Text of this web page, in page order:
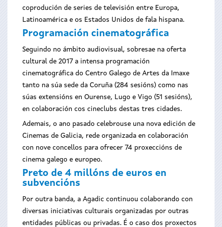
coprodución de series de televisión entre Europa,
Latinoamérica e os Estados Unidos de fala hispana.
Programación cinematográfica
Seguindo no ámbito audiovisual, sobresae na oferta
cultural de 2017 a intensa programación
cinematográfica do Centro Galego de Artes da Imaxe
tanto na súa sede da Coruña (284 sesións) como nas
súas extensións en Ourense, Lugo e Vigo (51 sesións),
en colaboración cos cineclubs destas tres cidades.
Ademais, o ano pasado celebrouse una nova edición de
Cinemas de Galicia, rede organizada en colaboración
con nove concellos para ofrecer 74 proxeccións de
cinema galego e europeo.
Preto de 4 millóns de euros en
subvencións
Por outra banda, a Agadic continuou colaborando con
diversas iniciativas culturais organizadas por outras
entidades públicas ou privadas. É o caso dos proxectos